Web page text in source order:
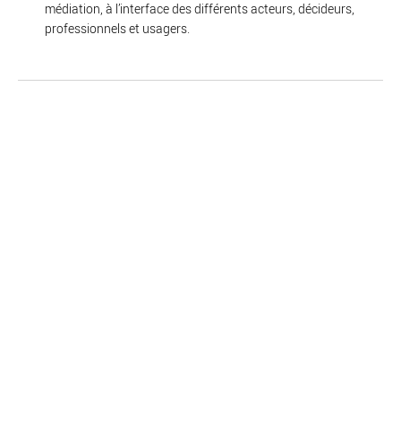
médiation, à l’interface des différents acteurs, décideurs,
professionnels et usagers.